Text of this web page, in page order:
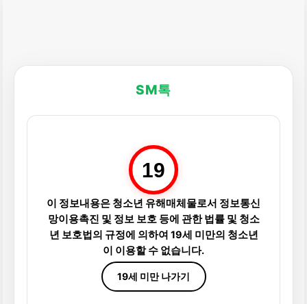
SM톡
19
이 정보내용은 청소년 유해매체물로서 정보통신
망이용촉진 및 정보 보호 등에 관한 법률 및 청소
년 보호법의 규정에 의하여 19세 미만의 청소년
이 이용할 수 없습니다.
19세 미만 나가기